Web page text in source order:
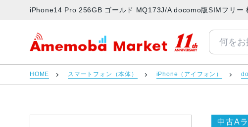
iPhone14 Pro 256GB ゴールド MQ173J/A docomo版SIMフリー
アメモバマーケット
HOME スマートフォン（本体） iPhone（アイフォン）
中古A